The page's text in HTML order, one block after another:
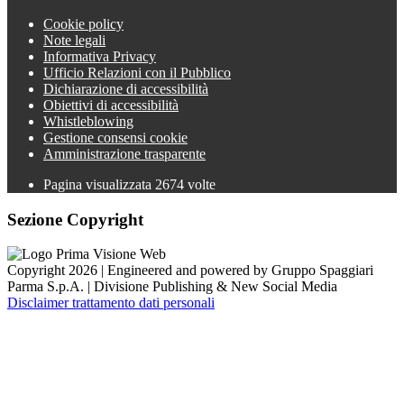
Cookie policy
Note legali
Informativa Privacy
Ufficio Relazioni con il Pubblico
Dichiarazione di accessibilità
Obiettivi di accessibilità
Whistleblowing
Gestione consensi cookie
Amministrazione trasparente
Pagina visualizzata 2674 volte
Sezione Copyright
Copyright 2026 | Engineered and powered by Gruppo Spaggiari
Parma S.p.A. | Divisione Publishing & New Social Media
Disclaimer trattamento dati personali